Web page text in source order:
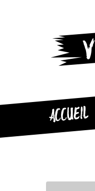
ACCUEIL